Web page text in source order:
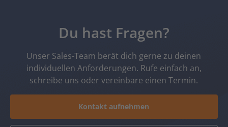
Du hast Fragen?
Unser Sales-Team berät dich gerne zu deinen
individuellen Anforderungen. Rufe einfach an,
schreibe uns oder vereinbare einen Termin.
Kontakt aufnehmen